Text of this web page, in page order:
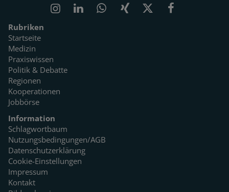
Rubriken
Startseite
Medizin
Praxiswissen
Politik & Debatte
Regionen
Kooperationen
Jobbörse
Information
Schlagwortbaum
Nutzungsbedingungen/AGB
Datenschutzerklärung
Cookie-Einstellungen
Impressum
Kontakt